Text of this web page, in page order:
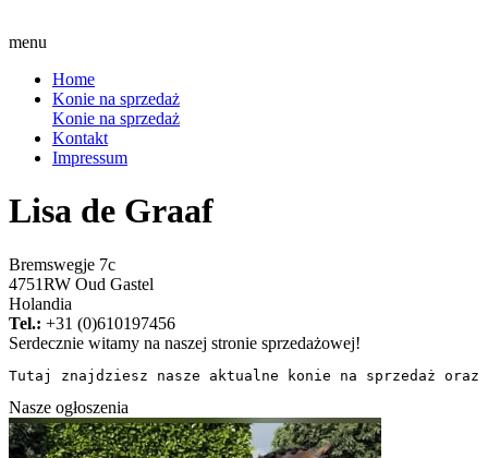
menu
Home
Konie na sprzedaż
Konie na sprzedaż
Kontakt
Impressum
Lisa de Graaf
Bremswegje 7c
4751RW Oud Gastel
Holandia
Tel.: +31 (0)610197456
Serdecznie witamy na naszej stronie sprzedażowej!
Tutaj znajdziesz nasze aktualne konie na sprzedaż
Nasze ogłoszenia